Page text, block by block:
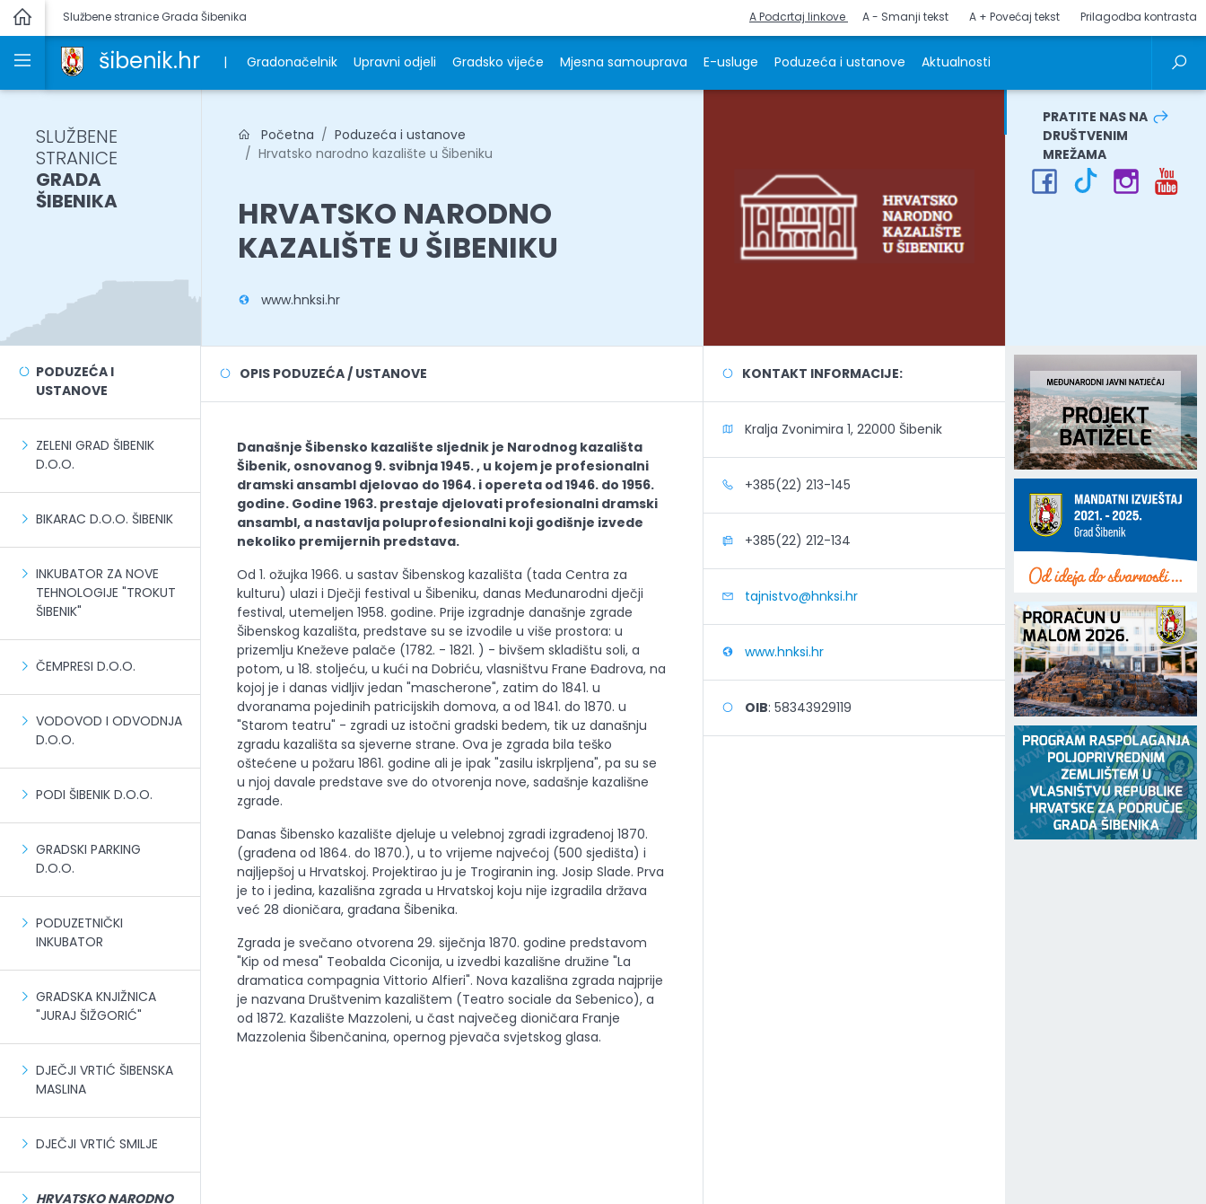
Službene stranice Grada Šibenika A Podcrtaj linkove A - Smanji tekst A + Povećaj tekst Prilagodba kontrasta
šibenik.hr | Gradonačelnik Upravni odjeli Gradsko vijeće Mjesna samouprava E-usluge Poduzeća i ustanove Aktualnosti
SLUŽBENE
STRANICE
GRADA
ŠIBENIKA
Početna
Poduzeća i ustanove
Hrvatsko narodno kazalište u Šibeniku
HRVATSKO NARODNO
KAZALIŠTE U ŠIBENIKU
www.hnksi.hr
PRATITE NAS NA
DRUŠTVENIM
MREŽAMA
PODUZEĆA I
USTANOVE
ZELENI GRAD ŠIBENIK
D.O.O.
BIKARAC D.O.O. ŠIBENIK
INKUBATOR ZA NOVE
TEHNOLOGIJE "TROKUT
ŠIBENIK"
ČEMPRESI D.O.O.
VODOVOD I ODVODNJA
D.O.O.
PODI ŠIBENIK D.O.O.
GRADSKI PARKING
D.O.O.
PODUZETNIČKI
INKUBATOR
GRADSKA KNJIŽNICA
"JURAJ ŠIŽGORIĆ"
DJEČJI VRTIĆ ŠIBENSKA
MASLINA
DJEČJI VRTIĆ SMILJE
HRVATSKO NARODNO
OPIS PODUZEĆA / USTANOVE
Današnje Šibensko kazalište sljednik je Narodnog kazališta
Šibenik, osnovanog 9. svibnja 1945. , u kojem je profesionalni
dramski ansambl djelovao do 1964. i opereta od 1946. do 1956.
godine. Godine 1963. prestaje djelovati profesionalni dramski
ansambl, a nastavlja poluprofesionalni koji godišnje izvede
nekoliko premijernih predstava.
Od 1. ožujka 1966. u sastav Šibenskog kazališta (tada Centra za
kulturu) ulazi i Dječji festival u Šibeniku, danas Međunarodni dječji
festival, utemeljen 1958. godine. Prije izgradnje današnje zgrade
Šibenskog kazališta, predstave su se izvodile u više prostora: u
prizemlju Kneževe palače (1782. - 1821. ) - bivšem skladištu soli, a
potom, u 18. stoljeću, u kući na Dobriću, vlasništvu Frane Đadrova, na
kojoj je i danas vidljiv jedan "mascherone", zatim do 1841. u
dvoranama pojedinih patricijskih domova, a od 1841. do 1870. u
"Starom teatru" - zgradi uz istočni gradski bedem, tik uz današnju
zgradu kazališta sa sjeverne strane. Ova je zgrada bila teško
oštećene u požaru 1861. godine ali je ipak "zasilu iskrpljena", pa su se
u njoj davale predstave sve do otvorenja nove, sadašnje kazališne
zgrade.
Danas Šibensko kazalište djeluje u velebnoj zgradi izgrađenoj 1870.
(građena od 1864. do 1870.), u to vrijeme najvećoj (500 sjedišta) i
najljepšoj u Hrvatskoj. Projektirao ju je Trogiranin ing. Josip Slade. Prva
je to i jedina, kazališna zgrada u Hrvatskoj koju nije izgradila država
već 28 dioničara, građana Šibenika.
Zgrada je svečano otvorena 29. siječnja 1870. godine predstavom
"Kip od mesa" Teobalda Ciconija, u izvedbi kazališne družine "La
dramatica compagnia Vittorio Alfieri". Nova kazališna zgrada najprije
je nazvana Društvenim kazalištem (Teatro sociale da Sebenico), a
od 1872. Kazalište Mazzoleni, u čast največeg dioničara Franje
Mazzolenia Šibenčanina, opernog pjevača svjetskog glasa.
KONTAKT INFORMACIJE:
Kralja Zvonimira 1, 22000 Šibenik
+385(22) 213-145
+385(22) 212-134
tajnistvo@hnksi.hr
www.hnksi.hr
OIB: 58343929119